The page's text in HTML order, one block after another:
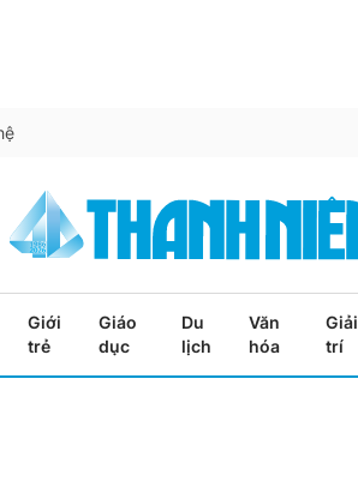
Giới
trẻ
Giáo
dục
Du
lịch
Văn
hóa
Giải
trí